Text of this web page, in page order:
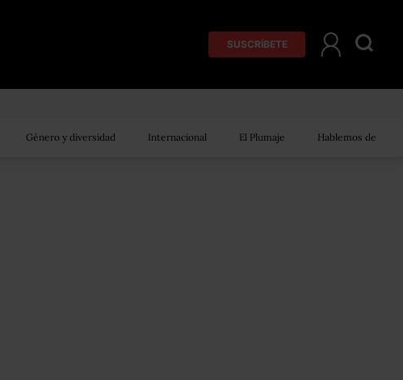
SUSCRÍBETE
Género y diversidad Internacional El Plumaje Hablemos de